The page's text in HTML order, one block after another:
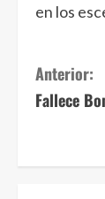
en los
S
i
Anterior:
Fallece